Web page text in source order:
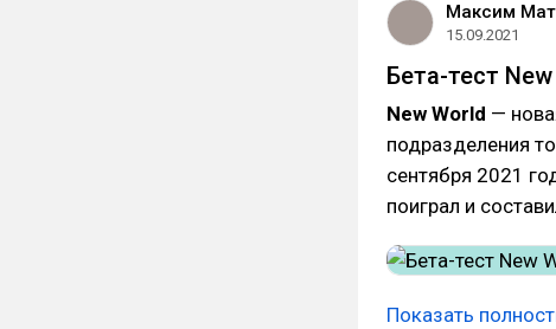
Максим
15.09.2021
Бета-тест
New World —
подразделения
сентября 2021
поиграл и
Показать